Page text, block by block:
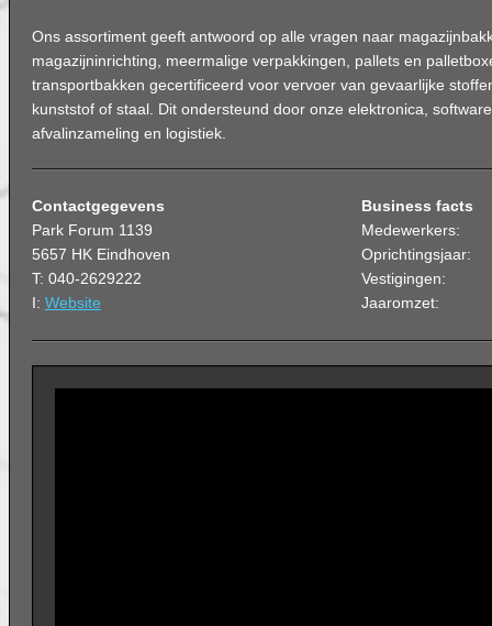
Ons assortiment geeft antwoord op alle vragen naar
magazijninrichting, meermalige verpakkingen, pallets en
transportbakken gecertificeerd voor vervoer van gevaarlijke
kunststof of staal. Dit ondersteund door onze elektronica,
afvalinzameling en logistiek.
Contactgegevens
Park Forum 1139
5657 HK Eindhoven
T: 040-2629222
I: Website
Business facts
Medewerkers:
Oprichtingsjaar:
Vestigingen:
Jaaromzet: